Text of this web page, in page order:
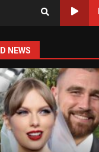
NEWS